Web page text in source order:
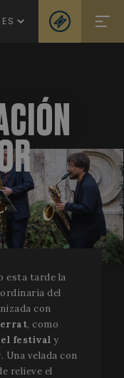
ES
esta tarde la
del
con
, como
festival y
. Una velada con
relieve el